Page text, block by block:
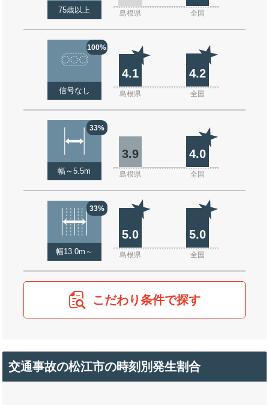
75歳以上 島根県 全国
100%
信号なし
4.1 4.2
島根県 全国
33%
幅～5.5m
3.9 4.0
島根県 全国
33%
幅13.0m～
5.0 5.0
島根県 全国
こだわり条件で探す
交通事故の松江市の時刻別発生割合